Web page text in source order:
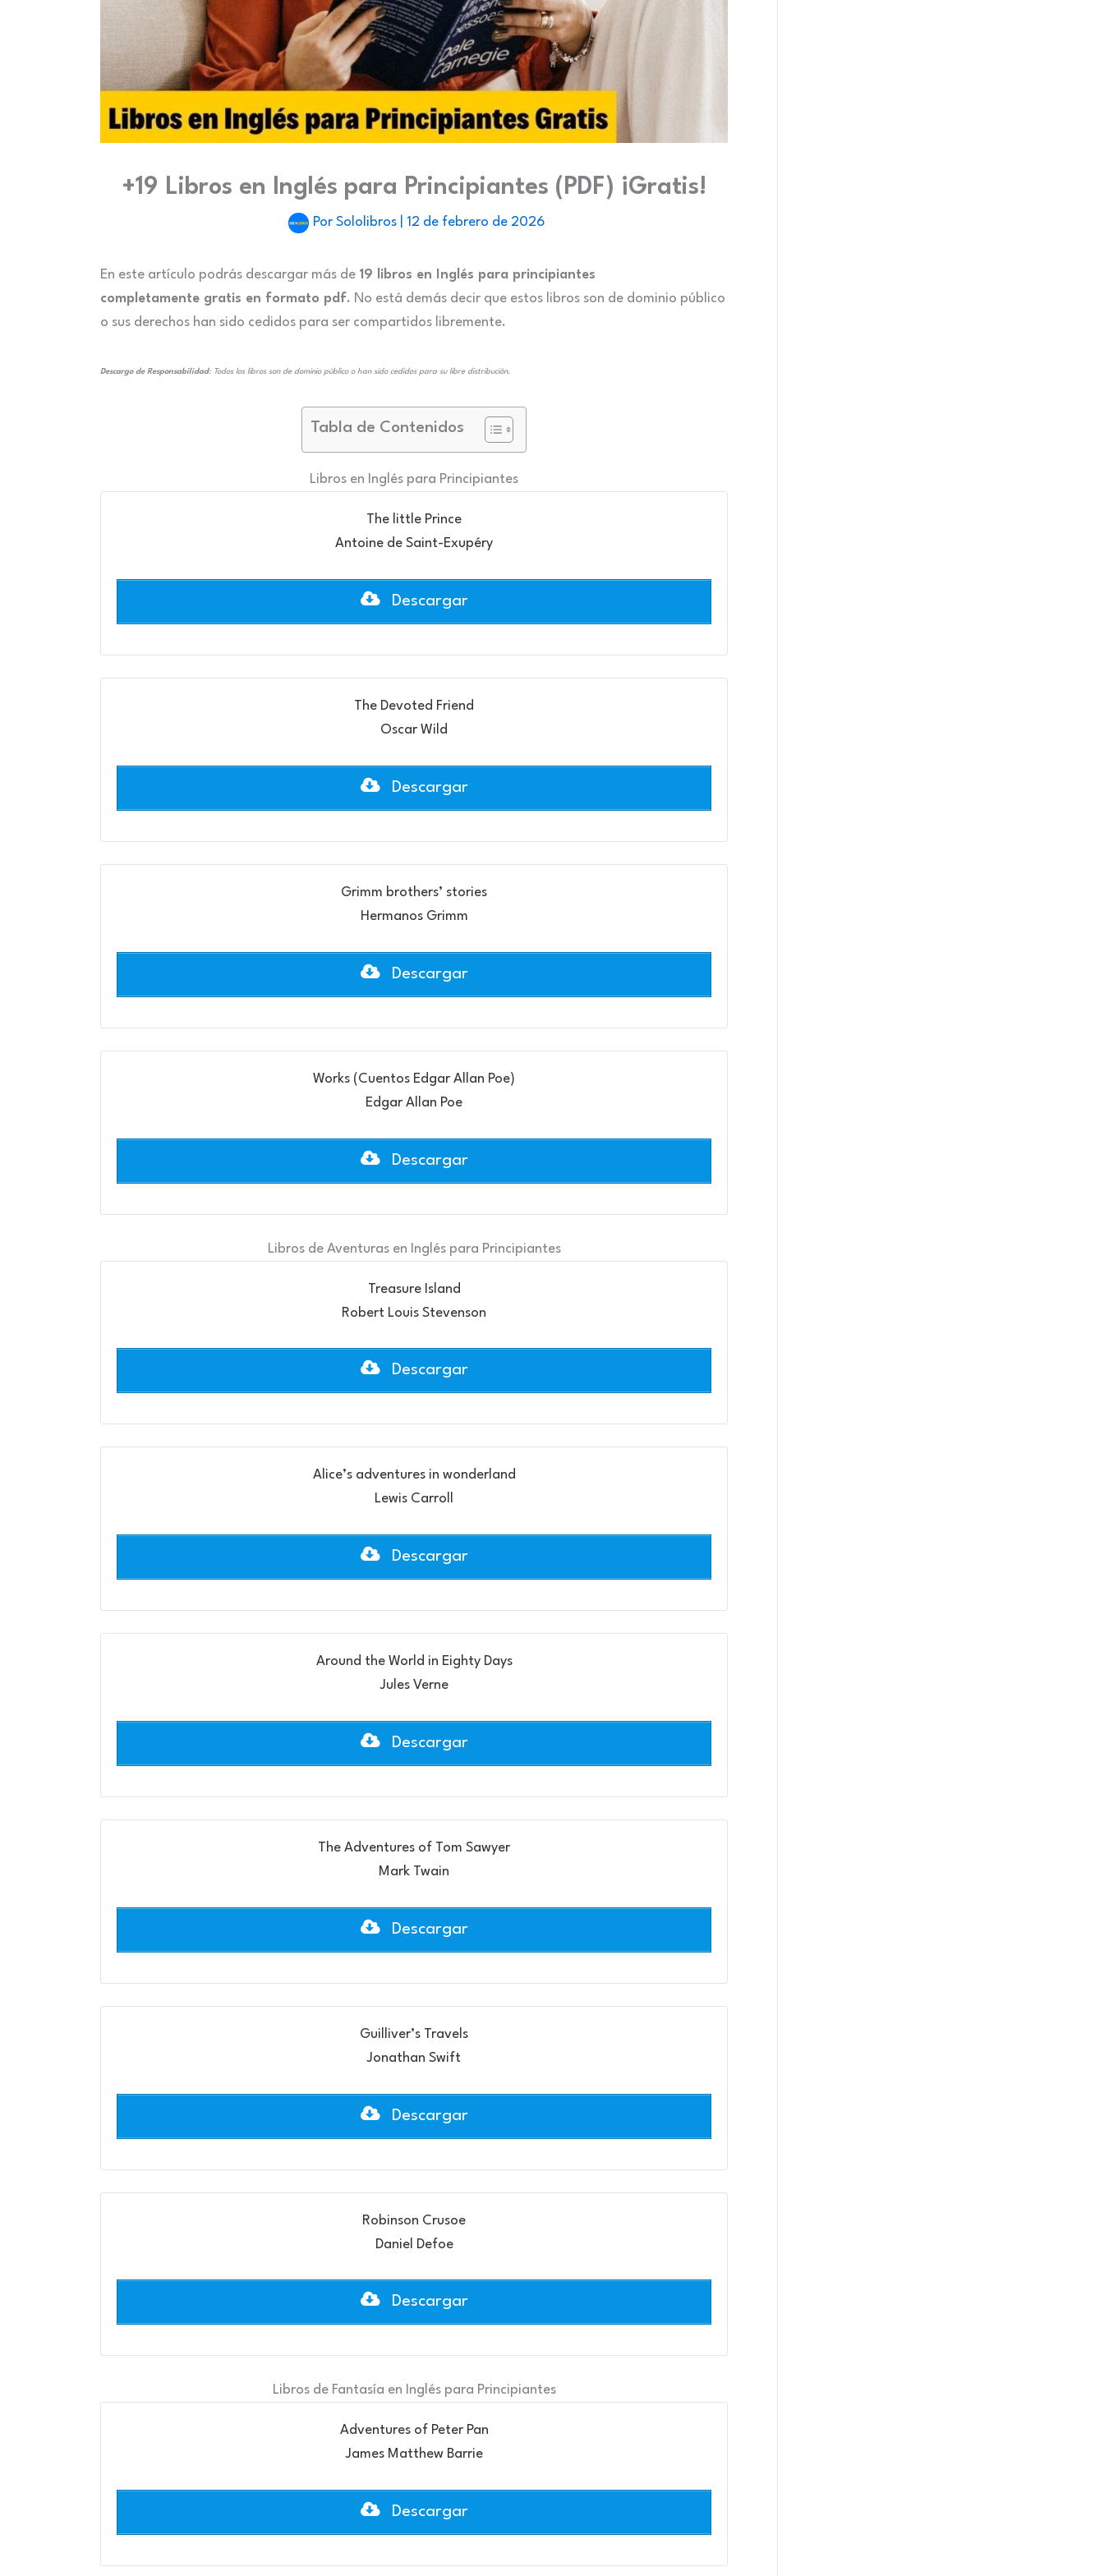
+19 Libros en Inglés para Principiantes (PDF) ¡Gratis!
Por Sololibros 12 de febrero de 2026
En este artículo podrás descargar más de 19 libros en Inglés para principiantes
completamente gratis en formato pdf. No está demás decir que estos libros son de dominio público
o sus derechos han sido cedidos para ser compartidos libremente.
Descargo de Responsabilidad: Todos los libros son de dominio público o han sido cedidos para su libre distribución.
Tabla de Contenidos
Libros en Inglés para Principiantes
The little Prince
Antoine de Saint-Exupéry
Descargar
The Devoted Friend
Oscar Wild
Descargar
Grimm brothers’ stories
Hermanos Grimm
Descargar
Works (Cuentos Edgar Allan Poe)
Edgar Allan Poe
Descargar
Libros de Aventuras en Inglés para Principiantes
Treasure Island
Robert Louis Stevenson
Descargar
Alice’s adventures in wonderland
Lewis Carroll
Descargar
Around the World in Eighty Days
Jules Verne
Descargar
The Adventures of Tom Sawyer
Mark Twain
Descargar
Guilliver’s Travels
Jonathan Swift
Descargar
Robinson Crusoe
Daniel Defoe
Descargar
Libros de Fantasía en Inglés para Principiantes
Adventures of Peter Pan
James Matthew Barrie
Descargar